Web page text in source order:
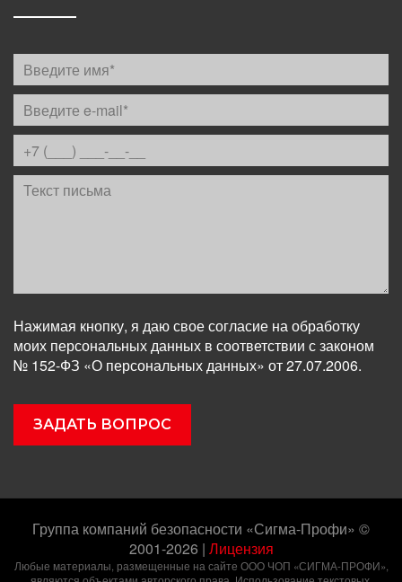
Нажимая кнопку, я даю свое согласие на обработку
моих персональных данных в соответствии с законом
№ 152-ФЗ «О персональных данных» от 27.07.2006.
Группа компаний безопасности «Сигма-Профи» ©
2001-2026 | Лицензия
Любые материалы, размещенные на сайте ООО ЧОП «СИГМА-ПРОФИ»,